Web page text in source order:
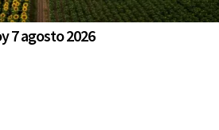
7 agosto 2026